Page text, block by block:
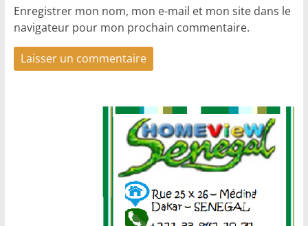
Enregistrer mon nom, mon e-mail et mon site dans le
navigateur pour mon prochain commentaire.